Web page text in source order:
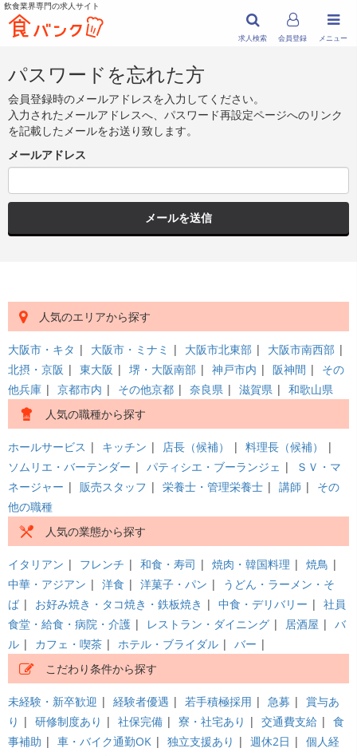
飲食業界専門の求人サイト
メニュー
求人検索 会員登録
パスワードを忘れた方
会員登録時のメールアドレスを入力してください。
入力されたメールアドレスへ、パスワード再設定ページへのリンク
を記載したメールをお送り致します。
メールアドレス
メールを送信
人気のエリアから探す
大阪市・キタ | 大阪市・ミナミ | 大阪市北東部 | 大阪市南西部 |
北摂・京阪 | 東大阪 | 堺・大阪南部 | 神戸市内 | 阪神間 | その
他兵庫 | 京都市内 | その他京都 | 奈良県 | 滋賀県 | 和歌山県
人気の職種から探す
ホールサービス | キッチン | 店長（候補） | 料理長（候補）
|
ソムリエ・バーテンダー | パティシエ・ブーランジェ |
ＳＶ・マ
ネージャー | 販売スタッフ | 栄養士・管理栄養士 | 講師 | その
他の職種
人気の業態から探す
イタリアン | フレンチ | 和食・寿司 | 焼肉・韓国料理 | 焼鳥 |
中華・アジアン | 洋食 | 洋菓子・パン |
うどん・ラーメン・そ
ば | お好み焼き・タコ焼き・鉄板焼き | 中食・デリバリー | 社員
食堂・給食・病院・介護 | レストラン・ダイニング | 居酒屋 | バ
ル | カフェ・喫茶 | ホテル・ブライダル | バー |
こだわり条件から探す
未経験・新卒歓迎 | 経験者優遇 | 若手積極採用 | 急募 | 賞与あ
り | 研修制度あり | 社保完備 | 寮・社宅あり | 交通費支給 | 食
事補助 | 車・バイク通勤OK | 独立支援あり | 週休2日 | 個人経